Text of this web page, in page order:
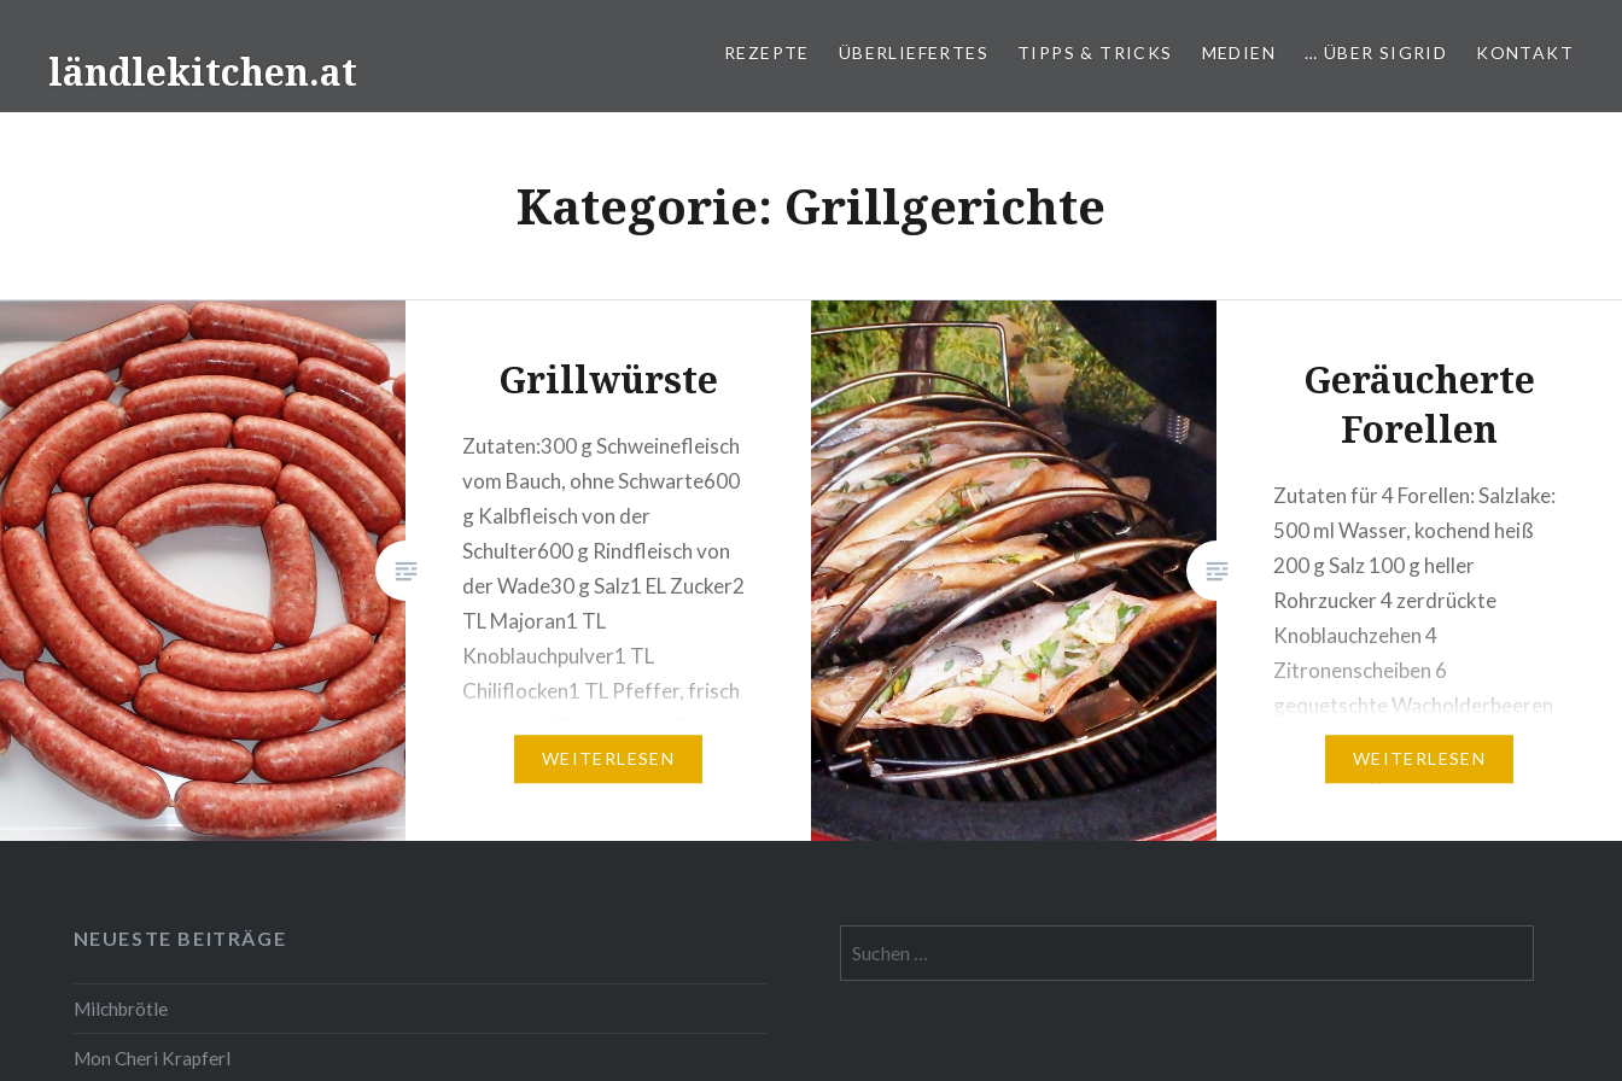
Inhaltländlekitchen.at REZEPTE ÜBERLIEFERTES TIPPS & TRICKS MEDIEN … ÜBER SIGRID KONTAKT
Kategorie: Grillgerichte
Grillwürste
Zutaten:300 g Schweinefleisch
vom Bauch, ohne Schwarte600
g Kalbfleisch von der
Schulter600 g Rindfleisch von
der Wade30 g Salz1 EL Zucker2
TL Majoran1 TL
Knoblauchpulver1 TL
Chiliflocken1 TL Pfeffer, frisch
Stücke schneiden, sodass sie gut
WEITERLESEN
Geräucherte
Forellen
Zutaten für 4 Forellen: Salzlake:
500 ml Wasser, kochend heiß
200 g Salz 100 g heller
Rohrzucker 4 zerdrückte
Knoblauchzehen 4
Zitronenscheiben 6
gequetschte Wacholderbeeren
2 Lorbeerblätter 1 gestrichener
Bauchraum zum Räuchern: 2
Butter…
WEITERLESEN
NEUESTE BEITRÄGE
Milchbrötle
Mon Cheri Krapferl
nach: